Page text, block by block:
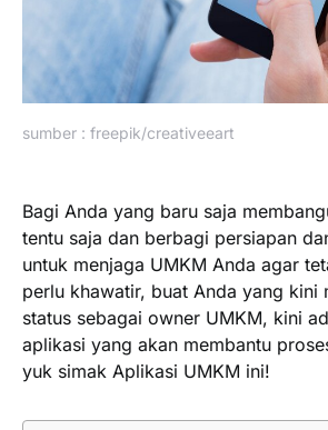
sumber : freepik/creativeeart
Bagi Anda yang baru saja
tentu saja dan berbagi persiapan
untuk menjaga UMKM Anda agar
perlu khawatir, buat Anda yang kini
status sebagai owner UMKM, kini
aplikasi yang akan membantu
yuk simak Aplikasi UMKM ini!